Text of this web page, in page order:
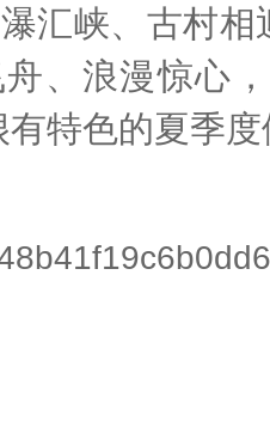
汇峡、古村
、浪漫惊心
有特色的夏季